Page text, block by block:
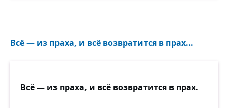
Всё — из праха, и всё возвратится в прах...
Всё — из праха, и всё возвратится в прах.